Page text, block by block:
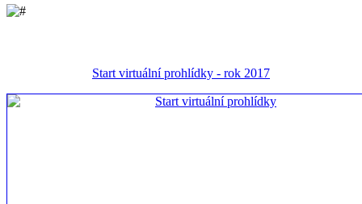
Start virtuální prohlídky - rok 2017